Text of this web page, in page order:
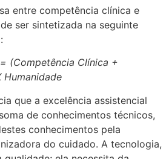
entre competência clínica e
ser sintetizada na seguinte
(Competência Clínica +
Humanidade
que a excelência assistencial
de conhecimentos técnicos,
conhecimentos pela
do cuidado. A tecnologia,